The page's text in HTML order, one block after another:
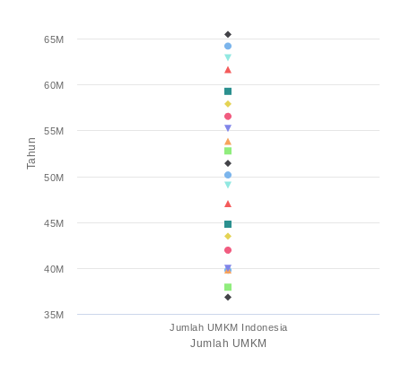
Jumlah UMKM
Tahun
Jumlah UMKM Indonesia
35M
40M
45M
50M
55M
60M
65M